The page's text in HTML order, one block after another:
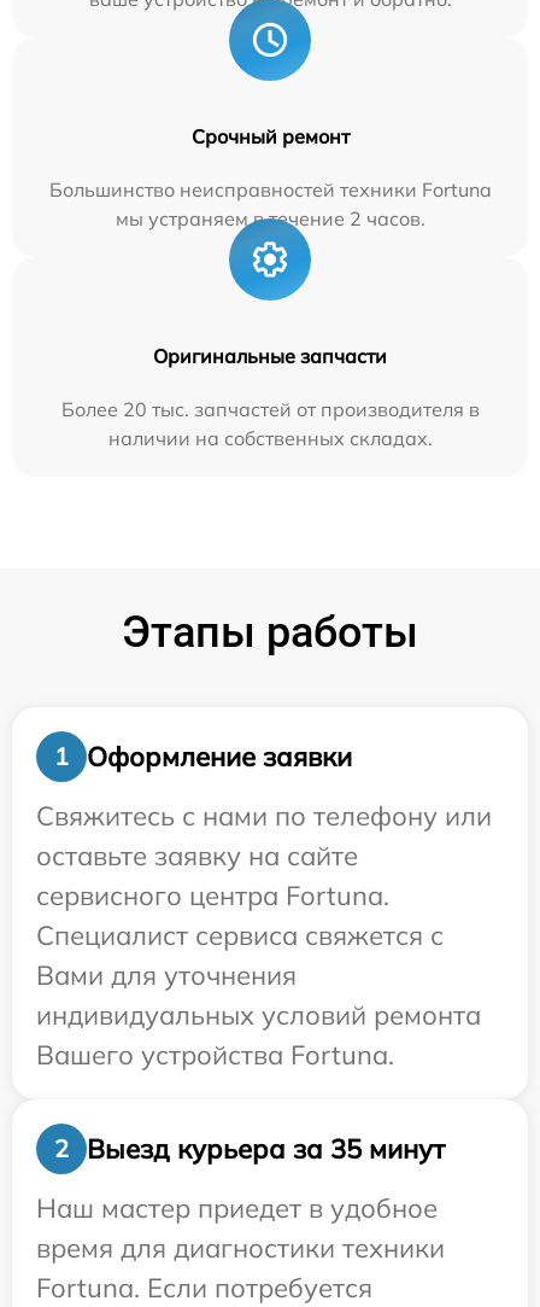
Срочный ремонт
Большинство неисправностей техники Fortuna
мы устраняем в течение 2 часов.
Оригинальные запчасти
Более 20 тыс. запчастей от производителя в
наличии на собственных складах.
Этапы работы
1
Оформление заявки
Свяжитесь с нами по телефону или
оставьте заявку на сайте
сервисного центра Fortuna.
Специалист сервиса свяжется с
Вами для уточнения
индивидуальных условий ремонта
Вашего устройства Fortuna.
2
Выезд курьера за 35 минут
Наш мастер приедет в удобное
время для диагностики техники
Fortuna. Если потребуется